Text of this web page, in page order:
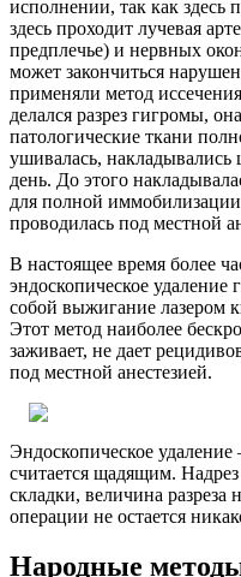
исполнении, так как здесь
здесь проходит лучевая
предплечье) и нервных
может закончиться
применяли метод
делался разрез гигромы,
патологические ткани
ушивалась,
день. До этого
для полной
проводилась под местной
В настоящее время более
эндоскопическое удаление
собой выжигание лазером
Этот метод наиболее
заживает, не дает
под местной анестезией.
Эндоскопическое
считается щадящим.
складки, величина
операции не остается
Народные